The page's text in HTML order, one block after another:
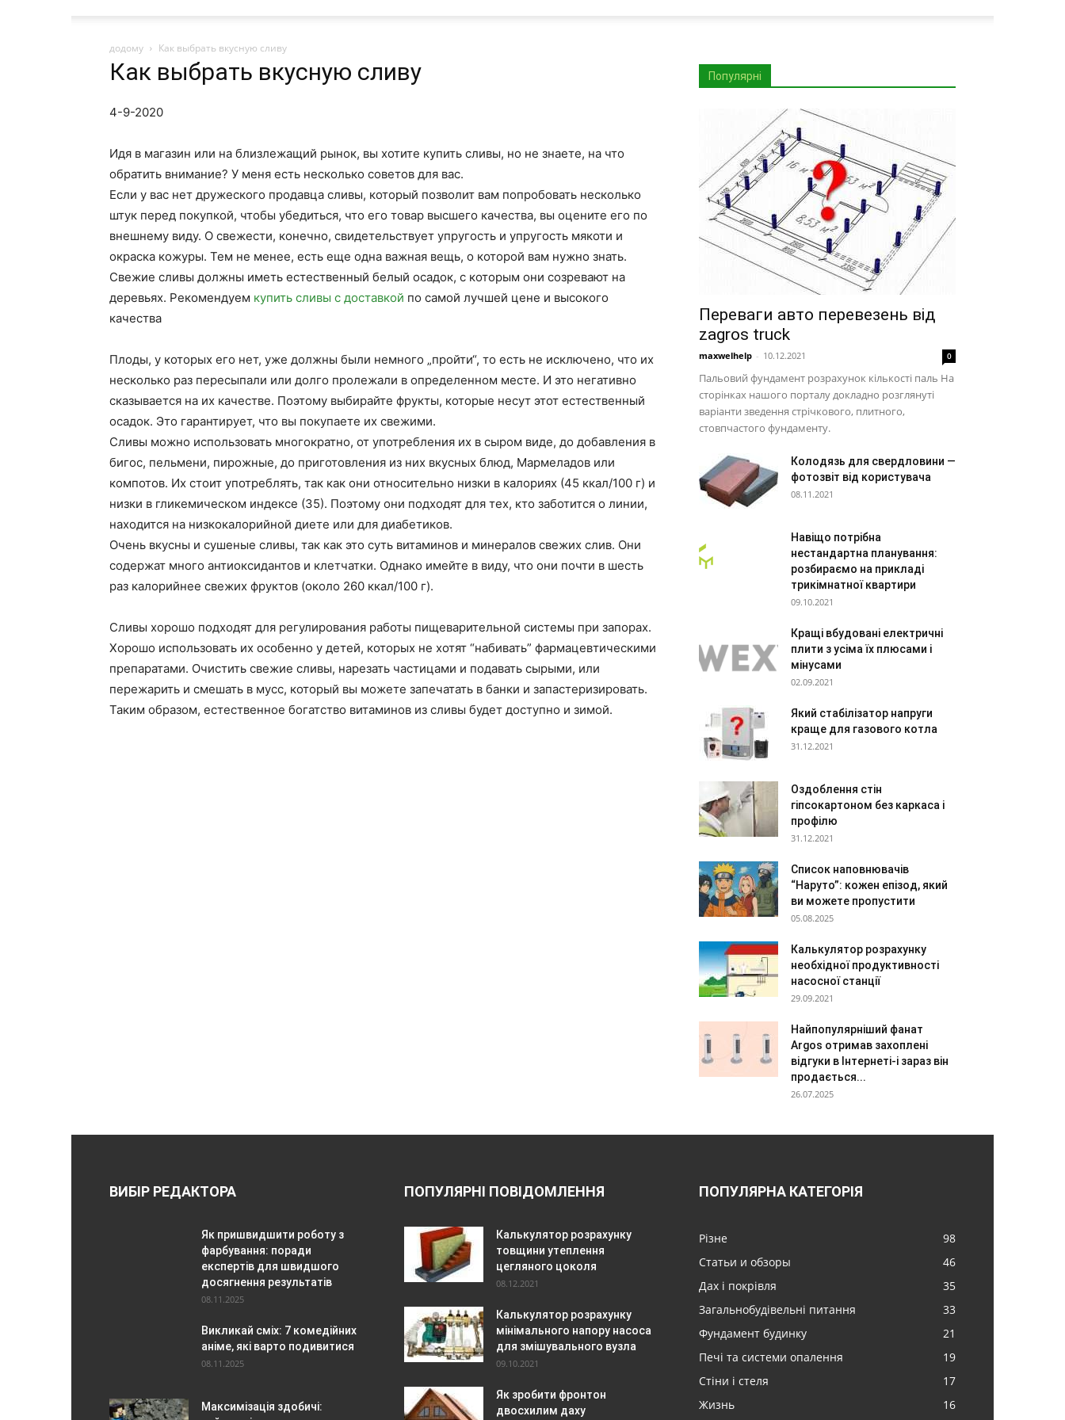
додому Как выбрать вкусную сливу
Как выбрать вкусную сливу
4-9-2020
Идя в магазин или на близлежащий рынок, вы хотите купить сливы, но не знаете, на что
обратить внимание? У меня есть несколько советов для вас.
Если у вас нет дружеского продавца сливы, который позволит вам попробовать несколько
штук перед покупкой, чтобы убедиться, что его товар высшего качества, вы оцените его по
внешнему виду. О свежести, конечно, свидетельствует упругость и упругость мякоти и
окраска кожуры. Тем не менее, есть еще одна важная вещь, о которой вам нужно знать.
Свежие сливы должны иметь естественный белый осадок, с которым они созревают на
деревьях. Рекомендуем купить сливы с доставкой по самой лучшей цене и высокого
качества
Плоды, у которых его нет, уже должны были немного „пройти“, то есть не исключено, что их
несколько раз пересыпали или долго пролежали в определенном месте. И это негативно
сказывается на их качестве. Поэтому выбирайте фрукты, которые несут этот естественный
осадок. Это гарантирует, что вы покупаете их свежими.
Сливы можно использовать многократно, от употребления их в сыром виде, до добавления в
бигос, пельмени, пирожные, до приготовления из них вкусных блюд, Мармеладов или
компотов. Их стоит употреблять, так как они относительно низки в калориях (45 ккал/100 г) и
низки в гликемическом индексе (35). Поэтому они подходят для тех, кто заботится о линии,
находится на низкокалорийной диете или для диабетиков.
Очень вкусны и сушеные сливы, так как это суть витаминов и минералов свежих слив. Они
содержат много антиоксидантов и клетчатки. Однако имейте в виду, что они почти в шесть
раз калорийнее свежих фруктов (около 260 ккал/100 г).
Сливы хорошо подходят для регулирования работы пищеварительной системы при запорах.
Хорошо использовать их особенно у детей, которых не хотят “набивать” фармацевтическими
препаратами. Очистить свежие сливы, нарезать частицами и подавать сырыми, или
пережарить и смешать в мусс, который вы можете запечатать в банки и запастеризировать.
Таким образом, естественное богатство витаминов из сливы будет доступно и зимой.
Популярні
Переваги авто перевезень від
zagros truck
maxwelhelp - 10.12.2021 0
Пальовий фундамент розрахунок кількості паль На
сторінках нашого порталу докладно розглянуті
варіанти зведення стрічкового, плитного,
стовпчастого фундаменту.
Колодязь для свердловини —
фотозвіт від користувача
08.11.2021
Навіщо потрібна
нестандартна планування:
розбираємо на прикладі
трикімнатної квартири
09.10.2021
Кращі вбудовані електричні
плити з усіма їх плюсами і
мінусами
02.09.2021
Який стабілізатор напруги
краще для газового котла
31.12.2021
Оздоблення стін
гіпсокартоном без каркаса і
профілю
31.12.2021
Список наповнювачів
“Наруто”: кожен епізод, який
ви можете пропустити
05.08.2025
Калькулятор розрахунку
необхідної продуктивності
насосної станції
29.09.2021
Найпопулярніший фанат
Argos отримав захоплені
відгуки в Інтернеті-і зараз він
продається...
26.07.2025
ВИБІР РЕДАКТОРА
Як пришвидшити роботу з
фарбування: поради
експертів для швидшого
досягнення результатів
08.11.2025
Викликай сміх: 7 комедійних
аніме, які варто подивитися
08.11.2025
Максимізація здобичі:
ПОПУЛЯРНІ ПОВІДОМЛЕННЯ
Калькулятор розрахунку
товщини утеплення
цегляного цоколя
08.12.2021
Калькулятор розрахунку
мінімального напору насоса
для змішувального вузла
09.10.2021
Як зробити фронтон
двосхилим даху
ПОПУЛЯРНА КАТЕГОРІЯ
Різне
98
Статьи и обзоры
46
Дах і покрівля
35
Загальнобудівельні питання
33
Фундамент будинку
21
Печі та системи опалення
19
Стіни і стеля
17
Жизнь
16